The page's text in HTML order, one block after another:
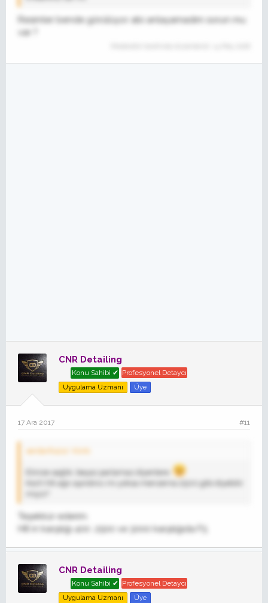
Resimler bende görülüyor abi anlayamadım sorun mu
var ?
CNR Detailing
Konu Sahibi ✔ Profesyonel Detaycı
Uygulama Uzmanı
Üye
17 Ara 2017 #11
serdar8424' Alıntı:
Elinize sağlık, beyaz parlamaz diyenlere
Koch h8 ağır aşındırıcı mı yoksa menzerna 2500 gibi diyebilir
Teşekkür ederim.
H8 in karşılığı 400 .2500 ve 3000 karşılığıda F5
CNR Detailing
Konu Sahibi ✔ Profesyonel Detaycı
Uygulama Uzmanı
Üye